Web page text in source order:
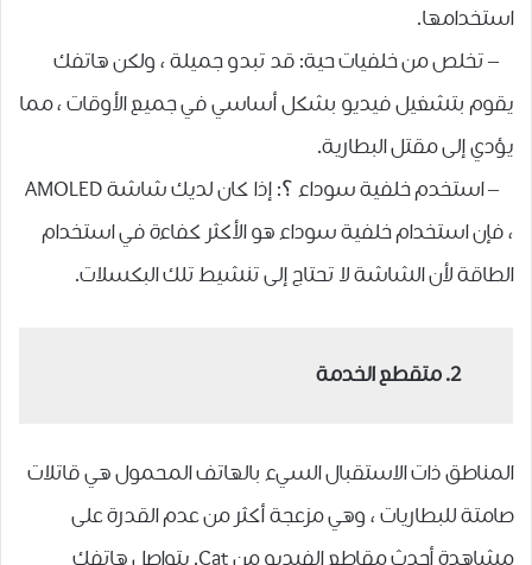
استخدامها.
– تخلص من خلفيات حية: قد تبدو جميلة ، ولكن هاتفك
يقوم بتشغيل فيديو بشكل أساسي في جميع الأوقات ، مما
يؤدي إلى مقتل البطارية.
– استخدم خلفية سوداء ؟: إذا كان لديك شاشة AMOLED
، فإن استخدام خلفية سوداء هو الأكثر كفاءة في استخدام
الطاقة لأن الشاشة لا تحتاج إلى تنشيط تلك البكسلات.
2. متقطع الخدمة
المناطق ذات الاستقبال السيء بالهاتف المحمول هي قاتلات
صامتة للبطاريات ، وهي مزعجة أكثر من عدم القدرة على